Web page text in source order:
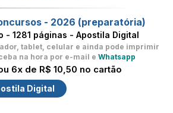
- 2026 (preparatória)
- 1281 páginas - Apostila Digital
tablet, celular e ainda pode imprimir
na hora por e-mail e Whatsapp
6x de R$ 10,50 no cartão
Digital